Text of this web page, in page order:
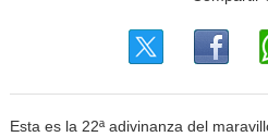
Esta es la 22ª adivinanza del